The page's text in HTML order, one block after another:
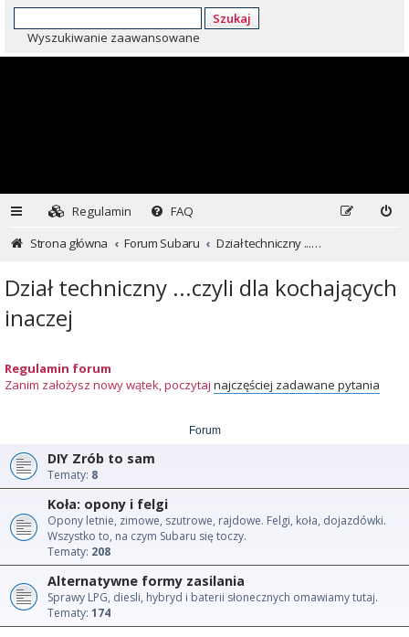
Szukaj
Wyszukiwanie zaawansowane
Regulamin
FAQ
Strona główna
Forum Subaru Dział techniczny ...czyli dla kochających inaczej
Dział techniczny ...czyli dla kochających
inaczej
Regulamin forum
Zanim założysz nowy wątek, poczytaj najczęściej zadawane pytania
Forum
DIY Zrób to sam
Tematy: 8
Koła: opony i felgi
Opony letnie, zimowe, szutrowe, rajdowe. Felgi, koła, dojazdówki.
Wszystko to, na czym Subaru się toczy.
Tematy: 208
Alternatywne formy zasilania
Sprawy LPG, diesli, hybryd i baterii słonecznych omawiamy tutaj.
Tematy: 174